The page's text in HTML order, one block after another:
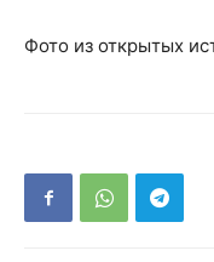
Фото из открытых